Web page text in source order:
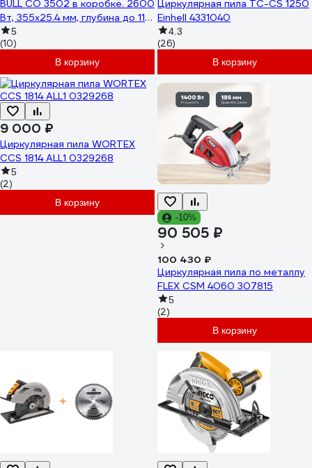
BULL CO 3502 в коробке. 2600
Вт, 355x25.4 мм, глубина до 110
мм 0325265
5
(10)
В корзину
Циркулярная пила TС-CS 1250
Einhell 4331040
4.3
(26)
В корзину
9 000 ₽
Циркулярная пила WORTEX
CCS 1814 ALL1 0329268
5
(2)
В корзину
-10%
90 505 ₽
100 430 ₽
Циркулярная пила по металлу
FLEX CSM 4060 307815
5
(2)
В корзину